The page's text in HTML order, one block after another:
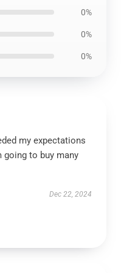
0%
0%
0%
my expectations
going to buy many
Dec 22, 2024